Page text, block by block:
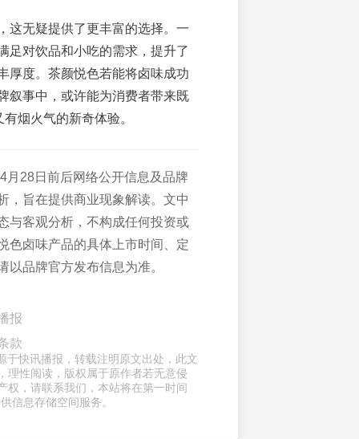
这无疑提供了更丰富的选择。一
足对饮品和小吃的需求，提升了
厚度。茶颜悦色若能将卤味成功
叙事中，或许能为消费者带来既
有烟火气的新奇体验。
月28日前后网络公开信息及品牌
，旨在提供商业现象解读。文中
与客观分析，不构成任何投资或
色卤味产品的具体上市时间、定
以品牌官方发布信息为准。
报
款
于快讯播报，转载注明原文出处，此文
理性阅读，版权属于原作者若无意侵
权，请联系我们，本站将在第一时间
信息存储空间服务。